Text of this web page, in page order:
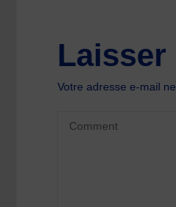
Laisser
Votre adresse e-mail